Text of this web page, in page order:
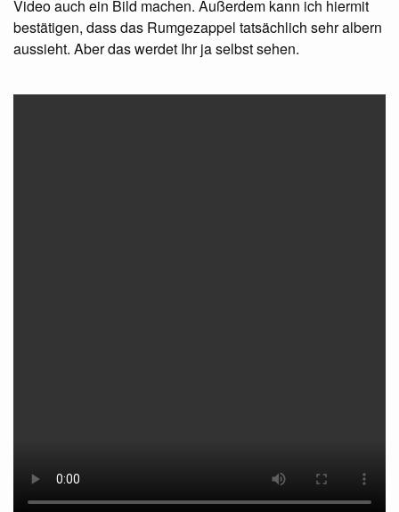
Video auch ein Bild machen. Außerdem kann ich hiermit
bestätigen, dass das Rumgezappel tatsächlich sehr albern
aussieht. Aber das werdet Ihr ja selbst sehen.